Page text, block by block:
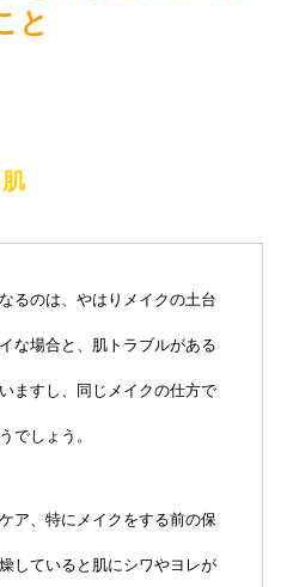
と
るのは、やはりメイクの土台
な場合と、肌トラブルがある
ますし、同じメイクの仕方で
でしょう。
ア、特にメイクをする前の保
していると肌にシワやヨレが